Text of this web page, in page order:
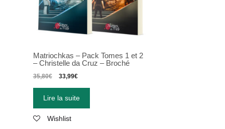
Matriochkas – Pack Tomes 1 et 2
–Christelle da Cruz – Broché
35,80€ 33,99€
Lire la suite
Wishlist